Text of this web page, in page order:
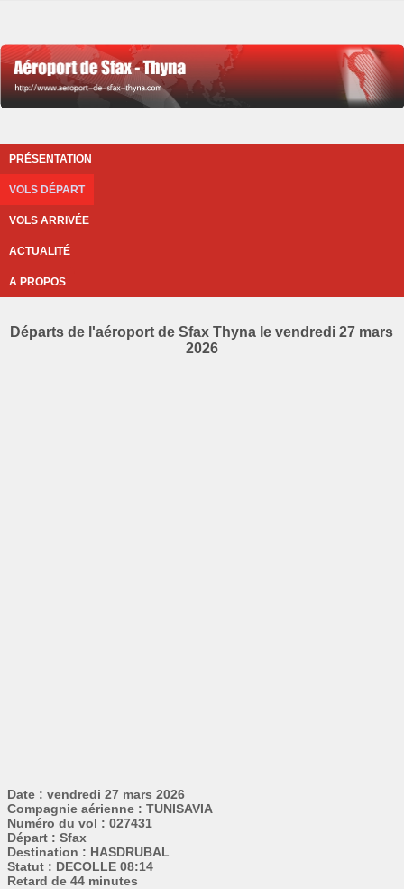
PRÉSENTATION
VOLS DÉPART
VOLS ARRIVÉE
ACTUALITÉ
A PROPOS
Départs de l'aéroport de Sfax Thyna le vendredi 27 mars
2026
Date : vendredi 27 mars 2026
Compagnie aérienne : TUNISAVIA
Numéro du vol : 027431
Départ : Sfax
Destination : HASDRUBAL
Statut : DECOLLE 08:14
Retard de 44 minutes